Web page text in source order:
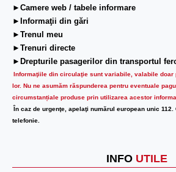
►Camere web / tabele informare
►Informaţii din gări
►Trenul meu
►Trenuri directe
►Drepturile pasagerilor din transportul
Informaţiile din circulaţie sunt variabile, valabile
lor. Nu ne asumăm răspunderea pentru eventuale
circumstanțiale produse prin utilizarea acestor
În caz de urgenţe, apelaţi numărul european unic
telefonie.
INFO UTILE